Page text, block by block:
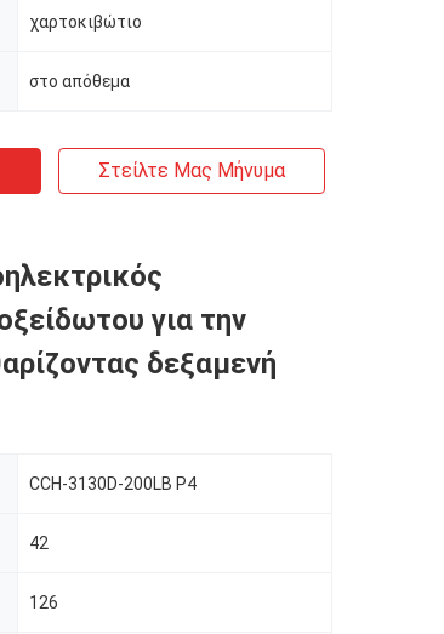
χαρτοκιβώτιο
στο απόθεμα
Στείλτε Μας Μήνυμα
για την
δεξαμενή
CCH-3130D-200LB P4
42
126